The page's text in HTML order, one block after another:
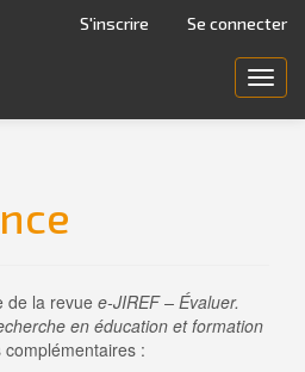
S'inscrire Se connecter
de la revue e-JIREF – Évaluer.
en éducation et formation
: